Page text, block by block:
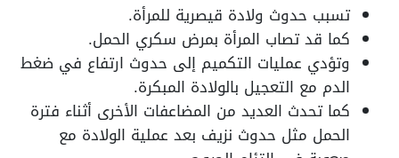
تسبب حدوث ولادة قيصرية للمرأة.
كما قد تصاب المرأة بمرض سكري الحمل.
وتؤدي عمليات التكميم إلى حدوث ارتفاع في ضغط
الدم مع التعجيل بالولادة المبكرة.
كما تحدث العديد من المضاعفات الأخرى أثناء فترة
الحمل مثل حدوث نزيف بعد عملية الولادة مع